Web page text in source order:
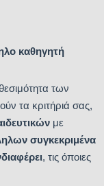
καθηγητή
των
τα κριτήριά σας,
με
συγκεκριμένα
, τις όποιες